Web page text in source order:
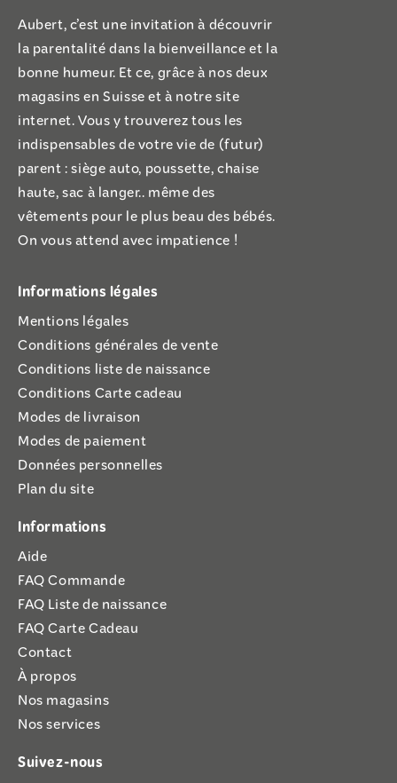
Aubert, c’est une invitation à découvrir
la parentalité dans la bienveillance et la
bonne humeur. Et ce, grâce à nos deux
magasins en Suisse et à notre site
internet. Vous y trouverez tous les
indispensables de votre vie de (futur)
parent : siège auto, poussette, chaise
haute, sac à langer.. même des
vêtements pour le plus beau des bébés.
On vous attend avec impatience !
Informations légales
Mentions légales
Conditions générales de vente
Conditions liste de naissance
Conditions Carte cadeau
Modes de livraison
Modes de paiement
Données personnelles
Plan du site
Informations
Aide
FAQ Commande
FAQ Liste de naissance
FAQ Carte Cadeau
Contact
À propos
Nos magasins
Nos services
Suivez-nous